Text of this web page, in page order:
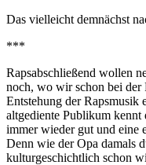
Das vielleicht demnächst
***
Rapsabschließend wollen
noch, wo wir schon bei der
Entstehung der Rapsmusik
altgediente Publikum kennt
immer wieder gut und eine
Denn wie der Opa damals
kulturgeschichtlich schon